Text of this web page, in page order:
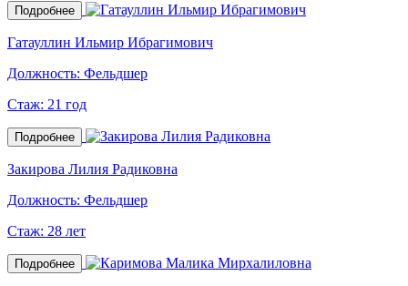
Подробнее
Гатауллин Ильмир Ибрагимович
Должность: Фельдшер
Стаж: 21 год
Подробнее
Закирова Лилия Радиковна
Должность: Фельдшер
Стаж: 28 лет
Подробнее